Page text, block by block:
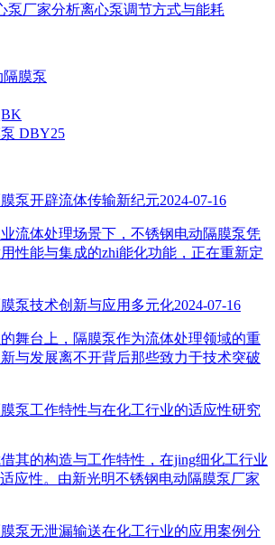
泵厂家分析离心泵调节方式与能耗
膜泵
DBY25
泵开辟流体传输新纪元2024-07-16
流体处理场景下，不锈钢电动隔膜泵凭
性能与集成的zhi能化功能，正在重新定
泵技术创新与应用多元化2024-07-16
舞台上，隔膜泵作为流体处理领域的重
与发展离不开背后那些致力于技术突破
泵工作特性与在化工行业的适应性研究
其的构造与工作特性，在jing细化工行业
应性。由新光明不锈钢电动隔膜泵厂家
泵无泄漏输送在化工行业的应用案例分